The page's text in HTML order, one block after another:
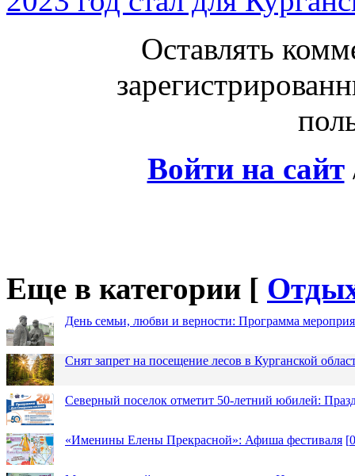
Оставлять
Войти на сайт
Еще в категории [
День семьи, любви и верности: Программа
Снят запрет на посещение лесов в Курганской
Северный поселок отметит 50-летний юбилей:
«Именины Елены Прекрасной»: Афиша фестиваля [0